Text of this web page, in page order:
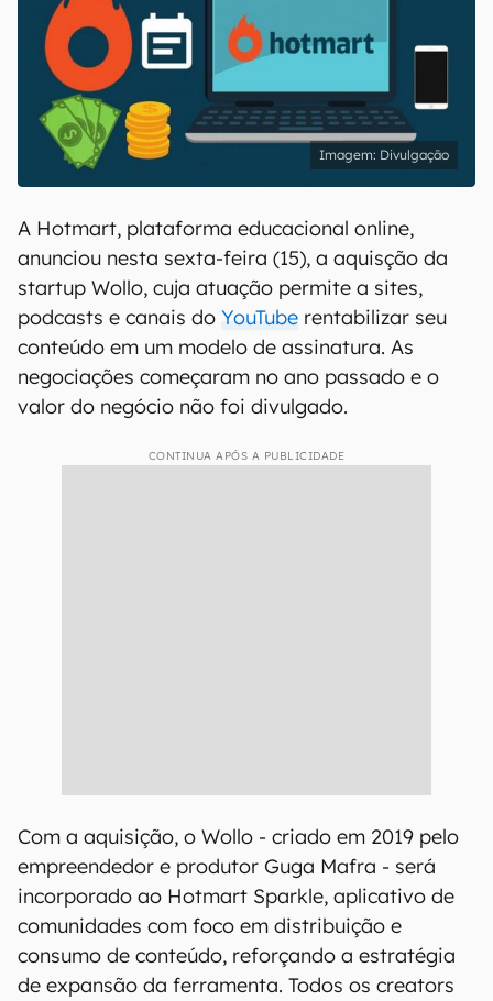
Divulgação
A Hotmart, plataforma educacional online,
anunciou nesta sexta-feira (15), a aquisção da
startup Wollo, cuja atuação permite a sites,
podcasts e canais do YouTube rentabilizar seu
conteúdo em um modelo de assinatura. As
negociações começaram no ano passado e o
valor do negócio não foi divulgado.
CONTINUA APÓS A PUBLICIDADE
Com a aquisição, o Wollo - criado em 2019 pelo
empreendedor e produtor Guga Mafra - será
incorporado ao Hotmart Sparkle, aplicativo de
comunidades com foco em distribuição e
consumo de conteúdo, reforçando a estratégia
de expansão da ferramenta. Todos os creators